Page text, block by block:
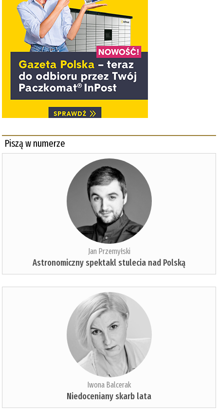
Piszą w numerze
Jan Przemyłski
Astronomiczny spektakl stulecia nad Polską
Iwona Balcerak
Niedoceniany skarb lata